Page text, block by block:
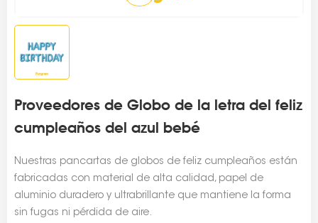
Proveedores de Globo de la letra del feliz
cumpleaños del azul bebé
Nuestras pancartas de globos de feliz cumpleaños están
fabricadas con material de alta calidad, papel de
aluminio duradero y ultrabrillante que mantiene la forma
sin fugas ni pérdida de aire.